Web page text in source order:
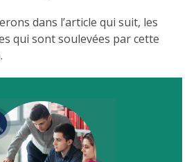
dans l’article qui suit, les
qui sont soulevées par cette